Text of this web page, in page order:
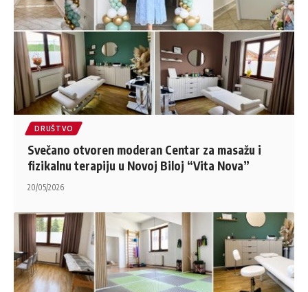
DRUŠTVO
Svečano otvoren moderan Centar za masažu i
fizikalnu terapiju u Novoj Biloj “Vita Nova”
20/05/2026